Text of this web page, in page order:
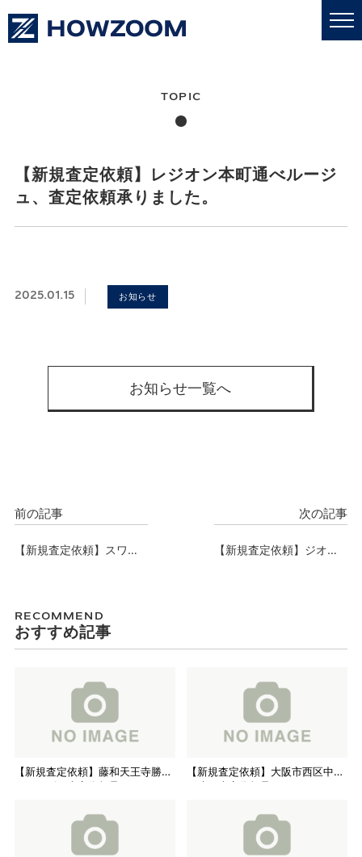
更新情報
採用情報
【新規査定依頼】レジオン本町通べルージ
ュ、査定依頼承りました。
2025.01.15 お知らせ
お知らせ一覧へ
前の記事
【新規査定依頼】スワン
次の記事
【新規査定依頼】ジオ天
RECOMMEND
おすすめ記事
【新規査定依頼】藤和天王寺勝山
ホームズ、査定依頼承りました。
【新規査定依頼】大阪市西区中古
戸建、査定依頼承りました。